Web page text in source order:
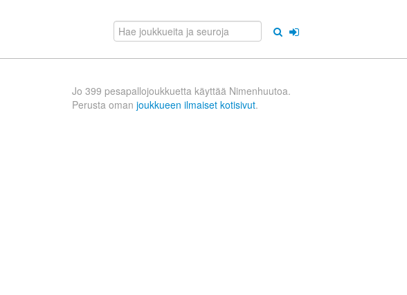
Jo 399 pesapallojoukkuetta käyttää Nimenhuutoa.
Perusta oman joukkueen ilmaiset kotisivut.